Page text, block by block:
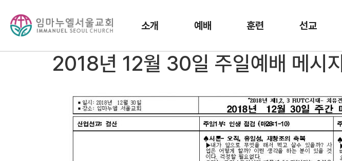
소개 예배 훈련 선교
2018년 12월 30일 주일예배 메시